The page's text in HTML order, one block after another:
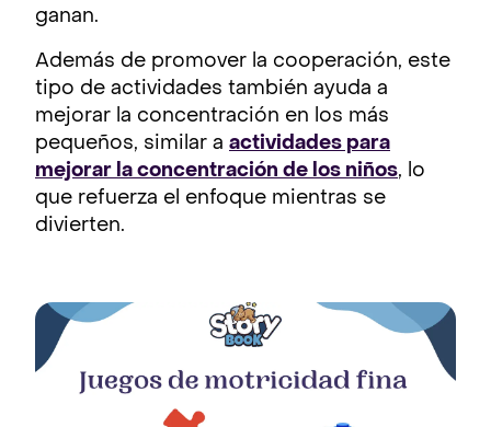
ganan.
Además de promover la cooperación, este
tipo de actividades también ayuda a
mejorar la concentración en los más
pequeños, similar a actividades para
mejorar la concentración de los niños, lo
que refuerza el enfoque mientras se
divierten.